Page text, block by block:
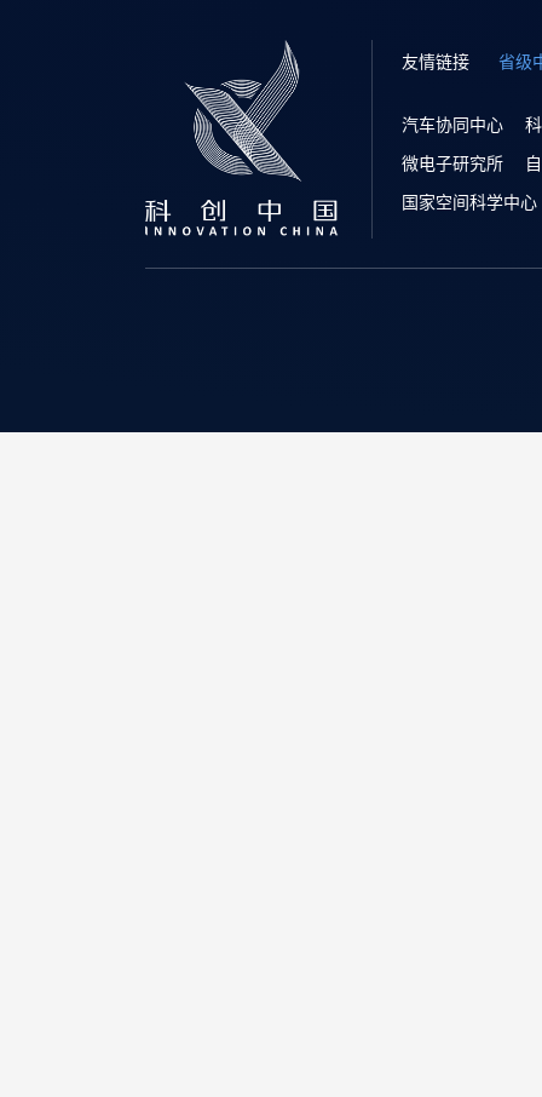
友情链接 省级
汽车协同中心
微电子研究所
国家空间科学中心